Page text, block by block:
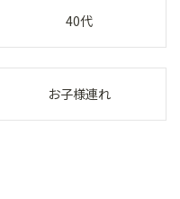
40代
お子様連れ